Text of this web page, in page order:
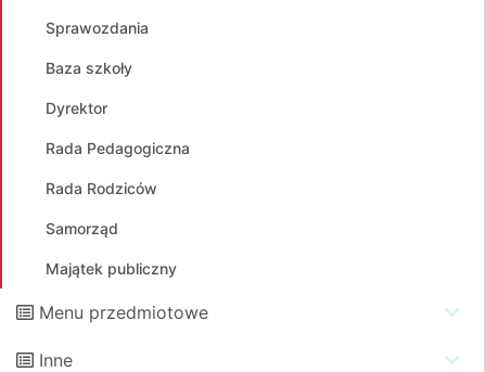
Sprawozdania
Baza szkoły
Dyrektor
Rada Pedagogiczna
Rada Rodziców
Samorząd
Majątek publiczny
Menu przedmiotowe
Inne